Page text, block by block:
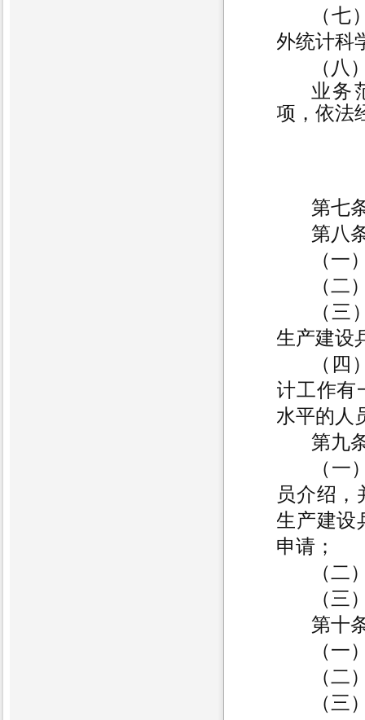
（
外统计科
（八
业务
项，依法
第七
第八
（一
（二
（
生产建设
（
计工作有
水平的人
第九
（
员介绍，
生产建设
申请；
（二
（三
第十
（一
（二
（三